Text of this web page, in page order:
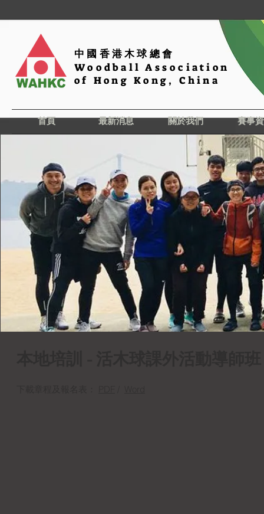
中國香港木球總會
Woodball Association
of Hong Kong, China
首頁 最新消息 關於我們 賽事